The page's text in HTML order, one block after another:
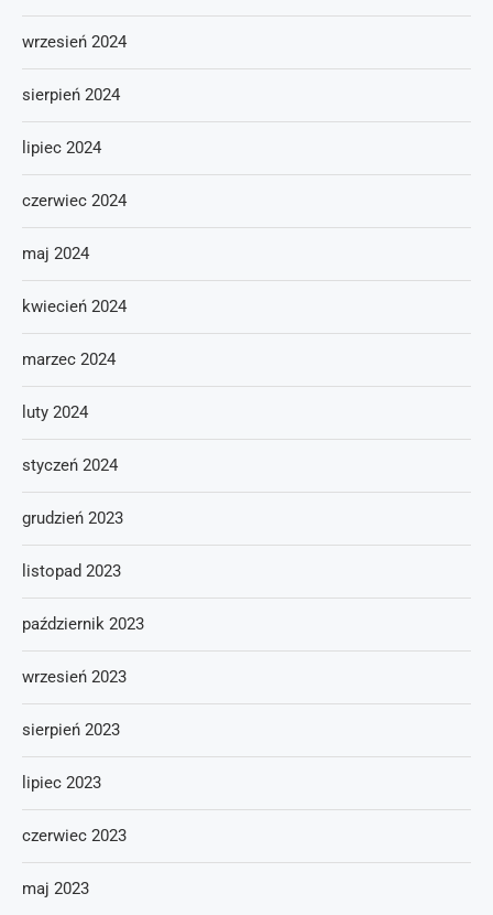
wrzesień 2024
sierpień 2024
lipiec 2024
czerwiec 2024
maj 2024
kwiecień 2024
marzec 2024
luty 2024
styczeń 2024
grudzień 2023
listopad 2023
październik 2023
wrzesień 2023
sierpień 2023
lipiec 2023
czerwiec 2023
maj 2023